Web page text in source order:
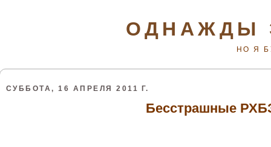
ОДНАЖДЫ
НО Я
СУББОТА, 16 АПРЕЛЯ 2011 Г.
Бесстрашные